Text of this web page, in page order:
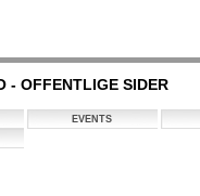
- OFFENTLIGE SIDER
EVENTS